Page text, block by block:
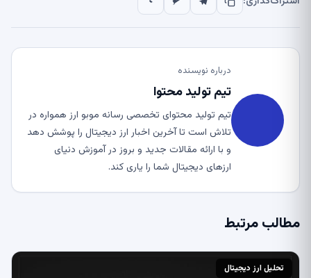
درباره نویسنده
تیم تولید محتوا
تیم تولید محتوای تخصصی رسانه موبو ارز همواره در
تلاش است تا آخرین اخبار ارز دیجیتال را پوشش دهد
و با ارائه مقالات جدید و بروز در آموزش دنیای
ارزهای دیجیتال شما را یاری کند.
مطالب مرتبط
تحلیل ارز دیجیتال